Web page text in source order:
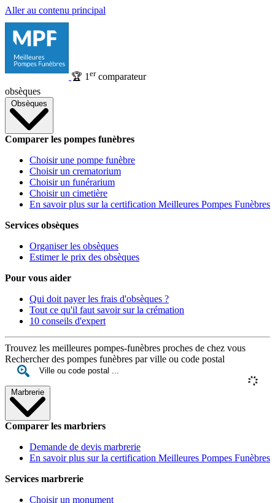
Aller au contenu principal
🏆 1 ercomparateur
obsèques
Obsèques
Comparer les pompes funèbres
Choisir une pompe funèbre
Choisir un crematorium
Choisir un funérarium
Choisir un cimetière
En savoir plus sur la certification Meilleures Pompes Funèbres
Services obsèques
Organiser les obsèques
Estimer le prix des obsèques
Pour vous aider
Qui doit payer les frais d'obsèques ?
Tout ce qu'il faut savoir sur la crémation
10 conseils d'expert
Trouvez les meilleures pompes-funèbres proches de chez vous
Rechercher des pompes funèbres par ville ou code postal
Marbrerie
Comparer les marbriers
Demande de devis marbrerie
En savoir plus sur la certification Meilleures Pompes Funèbres
Services marbrerie
Choisir un monument